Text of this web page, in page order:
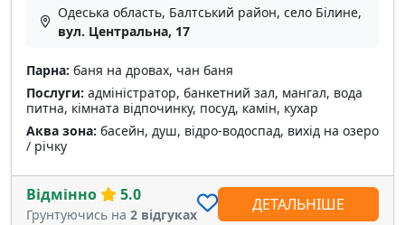
Одеська область, Балтський район, село Білине,
вул. Центральна, 17
Парна: баня на дровах, чан баня
Послуги: адміністратор, банкетний зал, мангал, вода
питна, кімната відпочинку, посуд, камін, кухар
Аква зона: басейн, душ, відро-водоспад, вихід на озеро
/ річку
Відмінно 5.0
Грунтуючись на 2 відгуках
ДЕТАЛЬНІШЕ